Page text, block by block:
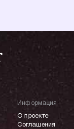
Информация
О проекте
Соглашения